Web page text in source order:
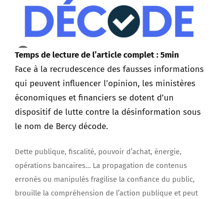
Temps de lecture de l’article complet : 5min
Face à la recrudescence des fausses informations
qui peuvent influencer l’opinion, les ministères
économiques et financiers se dotent d’un
dispositif de lutte contre la désinformation sous
le nom de Bercy décode.
Dette publique, fiscalité, pouvoir d’achat, énergie,
opérations bancaires… La propagation de contenus
erronés ou manipulés fragilise la confiance du public,
brouille la compréhension de l’action publique et peut